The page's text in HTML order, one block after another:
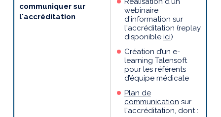
communiquer sur
l'accréditation
webinaire
d'information sur
l'accréditation (replay
disponible ici)​
Création d’un e-
learning Talensoft
pour les référents
d’équipe médicale
Plan de
communication sur
l'accréditation, dont :